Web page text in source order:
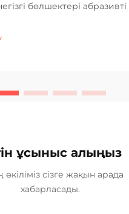
бөлшектері абразивті
белгілерін көрсеткен кезде
ұсыныс алыңыз
өкіліміз сізге жақын арада
хабарласады.